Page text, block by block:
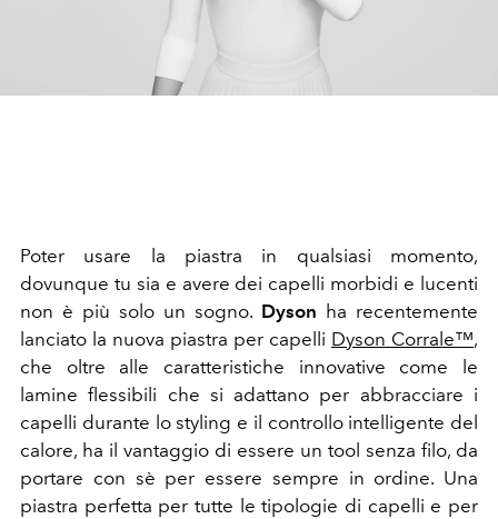
Poter usare la piastra in qualsiasi momento,
dovunque tu sia e avere dei capelli morbidi e lucenti
non è più solo un sogno. Dyson ha recentemente
lanciato la nuova piastra per capelli Dyson Corrale™,
che oltre alle caratteristiche innovative come le
lamine flessibili che si adattano per abbracciare i
capelli durante lo styling e il controllo intelligente del
calore, ha il vantaggio di essere un tool senza filo, da
portare con sè per essere sempre in ordine. Una
piastra perfetta per tutte le tipologie di capelli e per